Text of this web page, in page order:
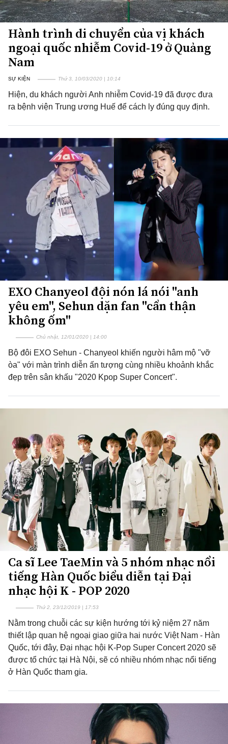
Hành trình di chuyển của vị khách
ngoại quốc nhiễm Covid-19 ở Quảng
Nam
SỰ KIỆN Thứ 3, 10/03/2020 | 10:14
Hiện, du khách người Anh nhiễm Covid-19 đã được đưa
ra bệnh viện Trung ương Huế để cách ly đúng quy định.
EXO Chanyeol đội nón lá nói "anh
yêu em", Sehun dặn fan "cẩn thận
không ốm"
Chủ nhật, 12/01/2020 | 14:00
Bộ đôi EXO Sehun - Chanyeol khiến người hâm mộ "vỡ
òa" với màn trình diễn ấn tượng cùng nhiều khoảnh khắc
đẹp trên sân khấu "2020 Kpop Super Concert".
Ca sĩ Lee TaeMin và 5 nhóm nhạc nổi
tiếng Hàn Quốc biểu diễn tại Đại
nhạc hội K - POP 2020
Thứ 2, 23/12/2019 | 17:53
Nằm trong chuỗi các sự kiện hướng tới kỷ niệm 27 năm
thiết lập quan hệ ngoại giao giữa hai nước Việt Nam - Hàn
Quốc, tới đây, Đại nhạc hội K-Pop Super Concert 2020 sẽ
được tổ chức tại Hà Nội, sẽ có nhiều nhóm nhạc nổi tiếng
ở Hàn Quốc tham gia.